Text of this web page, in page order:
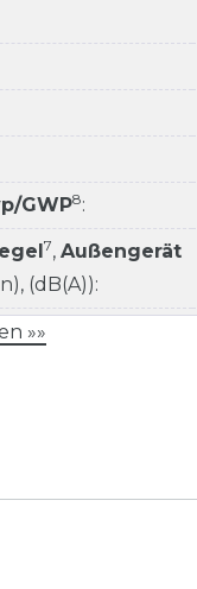
GWP8:
7, Außengerät
(dB(A)):
»»